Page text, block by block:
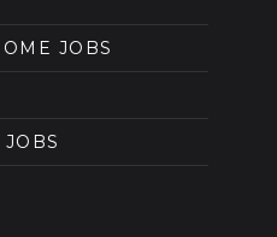
JOBS